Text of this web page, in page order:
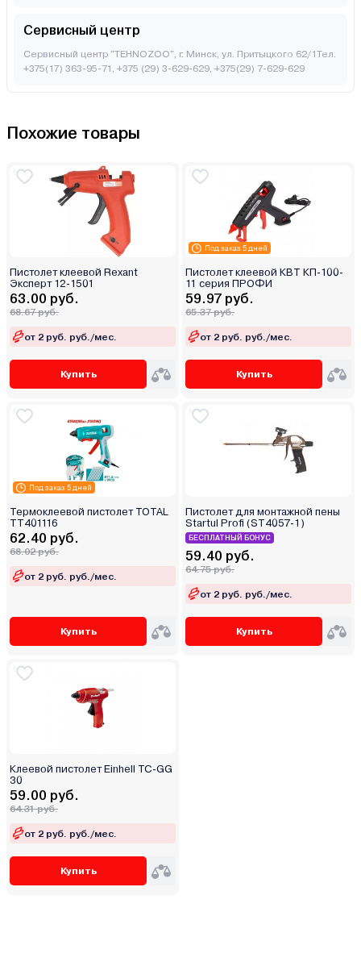
Сервисный центр
Сервисный центр "TEHNOZOO", г. Минск, ул. Притыцкого 62/1Тел.
+375(17) 363-95-71, +375 (29) 3-629-629, +375(29) 7-629-629
Похожие товары
Пистолет клеевой Rexant
Эксперт 12-1501
63.00 руб.
68.67 руб.
от 2 руб. руб./мес.
Купить
Под заказ 5 дней
Пистолет клеевой КВТ КП-100-
11 серия ПРОФИ
59.97 руб.
65.37 руб.
от 2 руб. руб./мес.
Купить
Под заказ 5 дней
Термоклеевой пистолет TOTAL
TT401116
62.40 руб.
68.02 руб.
от 2 руб. руб./мес.
Купить
Пистолет для монтажной пены
Startul Profi (ST4057-1)
БЕСПЛАТНЫЙ БОНУС
59.40 руб.
64.75 руб.
от 2 руб. руб./мес.
Купить
Клеевой пистолет Einhell TC-GG
30
59.00 руб.
64.31 руб.
от 2 руб. руб./мес.
Купить